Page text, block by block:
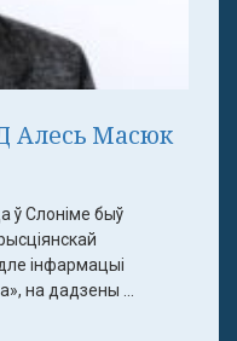
Алесь Масюк
ў Слоніме быў
інфармацыі
на дадзены ...